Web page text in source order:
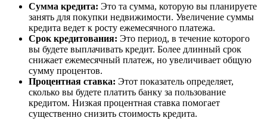
Сумма кредита: Это та сумма, которую вы планируете
занять для покупки недвижимости. Увеличение суммы
кредита ведет к росту ежемесячного платежа.
Срок кредитования: Это период, в течение которого
вы будете выплачивать кредит. Более длинный срок
снижает ежемесячный платеж, но увеличивает общую
сумму процентов.
Процентная ставка: Этот показатель определяет,
сколько вы будете платить банку за пользование
кредитом. Низкая процентная ставка помогает
существенно снизить стоимость кредита.